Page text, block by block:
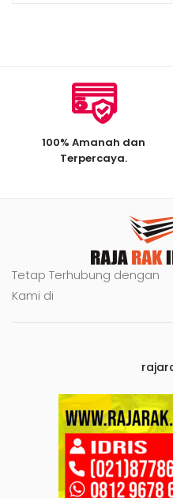
100% Amanah dan
Terpercaya.
Tetap Terhubung dengan
Kami di